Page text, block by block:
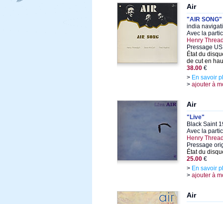
Air
"AIR SONG"
india
Avec la
Henry
Pressage
État du
de cut en
38.00 €
> En savoir
> ajouter à
Air
"Live"
Black Saint
Avec la
Henry
Pressage
État du
25.00 €
> En savoir
> ajouter à
Air